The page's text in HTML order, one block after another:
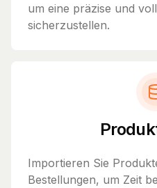
um eine präzise und
sicherzustellen.
Importieren Sie
Bestellungen, um Zeit